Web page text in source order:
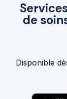
de
Disponible